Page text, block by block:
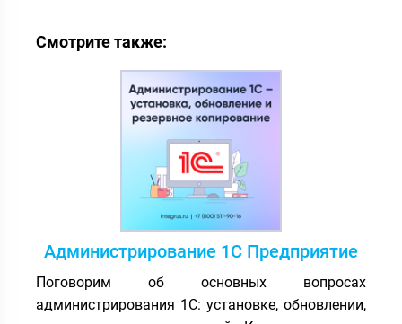
Смотрите также:
Администрирование 1С Предприятие
Поговорим об основных вопросах
администрирования 1С: установке, обновлении,